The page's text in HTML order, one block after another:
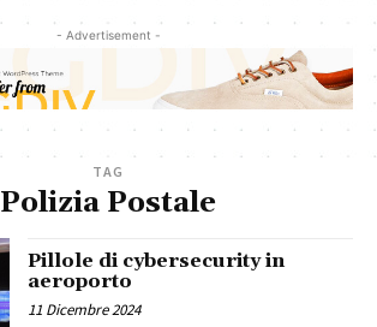
- Advertisement -
TAG
Polizia Postale
Pillole di cybersecurity in
aeroporto
11 Dicembre 2024